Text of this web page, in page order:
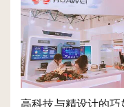
高科技与精设计的